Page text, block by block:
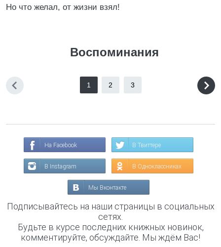
Но что желал, от жизни взял!
Воспоминания
1 2 3
На Facebook В Твиттере
В Instagram В Одноклассниках
Мы Вконтакте
Подписывайтесь на наши страницы в социальных
сетях.
Будьте в курсе последних книжных новинок,
комментируйте, обсуждайте. Мы ждём Вас!